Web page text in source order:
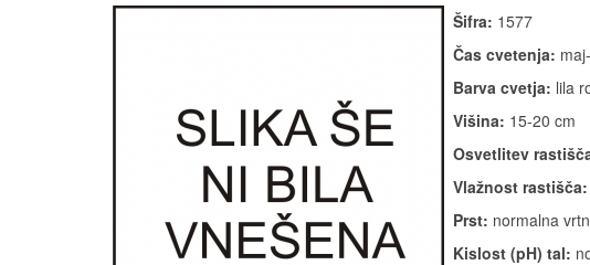
Šifra: 1577
Čas cvetenja:
Barva cvetja: lila
Višina: 15-20 cm
Osvetlitev
Vlažnost rastišča:
Prst: normalna
Kislost (pH) tal: